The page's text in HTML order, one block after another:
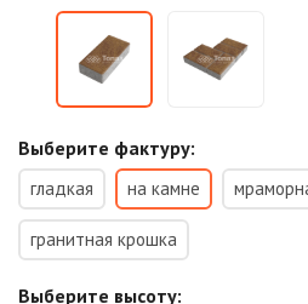
Выберите фактуру:
гладкая на камне
гранитная крошка
Выберите высоту: